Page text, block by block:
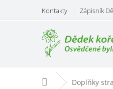
obsah
Kontakty Zápisník
Domů Doplňky